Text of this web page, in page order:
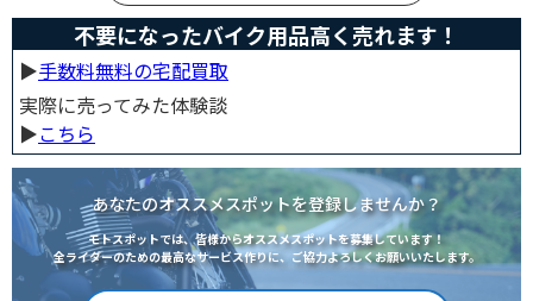
不要になったバイク用品高く売れます！
▶︎手数料無料の宅配買取
実際に売ってみた体験談
▶︎こちら
あなたのオススメスポットを登録しませんか？
モトスポットでは、皆様からオススメスポットを募集しています！
全ライダーのための最高なサービス作りに、ご協力よろしくお願いいたします。